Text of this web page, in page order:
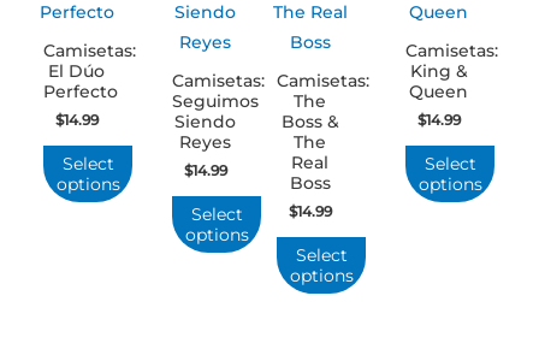
Camisetas:
El Dúo
Perfecto
$14.99
Select
options
Camisetas:
Seguimos
Siendo
Reyes
$14.99
Select
options
Camisetas:
The
Boss &
The
Real
Boss
$14.99
Select
options
Camisetas:
King &
Queen
$14.99
Select
options